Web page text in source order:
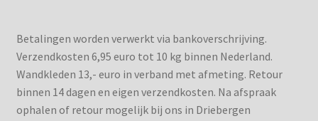
Betalingen worden verwerkt via bankoverschrijving.
Verzendkosten 6,95 euro tot 10 kg binnen Nederland.
Wandkleden 13,- euro in verband met afmeting. Retour
binnen 14 dagen en eigen verzendkosten. Na afspraak
ophalen of retour mogelijk bij ons in Driebergen